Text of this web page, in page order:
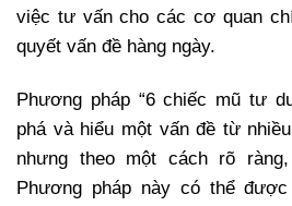
việc tư vấn cho các cơ quan
quyết vấn đề hàng ngày.
Phương pháp “6 chiếc mũ tư
phá và hiểu một vấn đề từ
nhưng theo một cách rõ
Phương pháp này có thể